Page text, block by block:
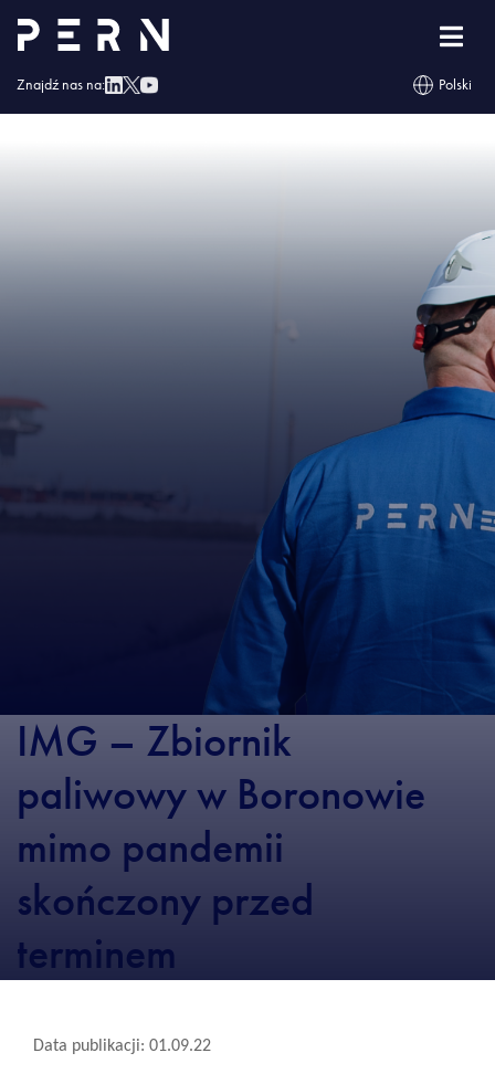
Znajdź nas na: Polski
Strona główna »Zbiornik paliwowy w Boronowie mimo pandemii skończony
skończony przed terminem
IMG – Zbiornik
paliwowy w Boronowie
mimo pandemii
skończony przed
terminem
Data publikacji: 01.09.22